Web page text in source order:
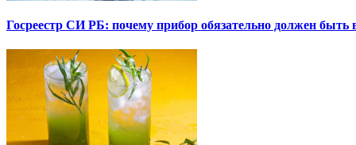
Госреестр СИ РБ: почему прибор обязательно должен быть